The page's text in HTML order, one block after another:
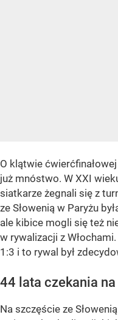
O klątwie
już mnóstwo. W XXI
siatkarze żegnali się z
ze Słowenią w Paryżu
ale kibice mogli się też
w rywalizacji z
1:3 i to rywal był
44 lata czekania
Na szczęście ze